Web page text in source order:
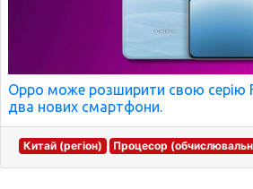
Oppo може розширити свою серію
два нових смартфони.
Китай (регіон) Процесор